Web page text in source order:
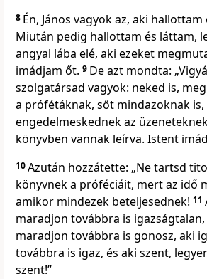
8 Én, János vagyok az, aki
Miután pedig hallottam és láttam,
angyal lába elé, aki ezeket
imádjam őt. 9 De azt mondta:
szolgatársad vagyok: neked is,
a prófétáknak, sőt mindazoknak is,
engedelmeskednek az
könyvben vannak leírva. Istent
10Azután hozzátette: „Ne tartsd
könyvnek a próféciáit, mert az idő
amikor mindezek beteljesednek! 11
maradjon továbbra is
maradjon továbbra is gonosz, aki
továbbra is igaz, és aki szent,
szent!”